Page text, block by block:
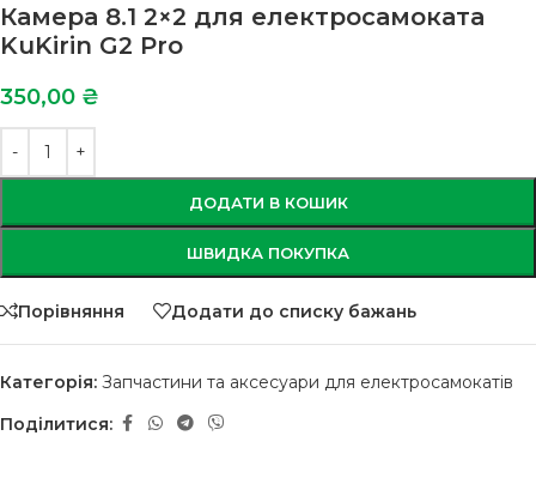
Камера 8.1 2×2 для електросамоката
KuKirin G2 Pro
350,00 ₴
ДОДАТИ В КОШИК
ШВИДКА ПОКУПКА
Порівняння Додати до списку бажань
Категорія: Запчастини та аксесуари для електросамокатів
Поділитися: